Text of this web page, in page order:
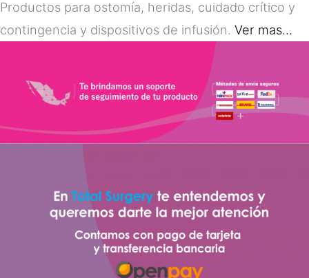
Productos para ostomía, heridas, cuidado crítico y
contingencia y dispositivos de infusión. Ver mas…